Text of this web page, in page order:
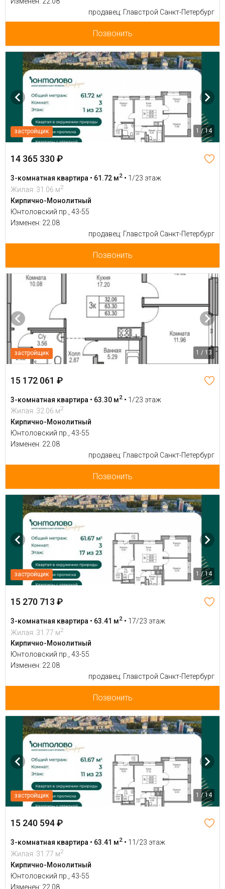
продавец: Главстрой Санкт-Петербург
Позвонить
застройщик 1 / 14
14 365 330 ₽
3-комнатная квартира • 61.72 м2 • 1/23 этаж
Жилая: 31.06 м2
Кирпично-Монолитный
Юнтоловский пр., 43-55
Изменен: 22.08
продавец: Главстрой Санкт-Петербург
Позвонить
застройщик 1 / 13
15 172 061 ₽
3-комнатная квартира • 63.30 м2 • 1/23 этаж
Жилая: 32.06 м2
Кирпично-Монолитный
Юнтоловский пр., 43-55
Изменен: 22.08
продавец: Главстрой Санкт-Петербург
Позвонить
застройщик 1 / 14
15 270 713 ₽
3-комнатная квартира • 63.41 м2 • 17/23 этаж
Жилая: 31.77 м2
Кирпично-Монолитный
Юнтоловский пр., 43-55
Изменен: 22.08
продавец: Главстрой Санкт-Петербург
Позвонить
застройщик 1 / 14
15 240 594 ₽
3-комнатная квартира • 63.41 м2 • 11/23 этаж
Жилая: 31.77 м2
Кирпично-Монолитный
Юнтоловский пр., 43-55
Изменен: 22.08